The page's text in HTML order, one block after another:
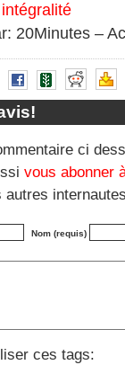
20Minutes –
ci
vous abonner
autres
Nom (requis)
ces tags: